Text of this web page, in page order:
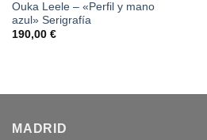
Ouka Leele – «Perfil y mano
azul» Serigrafía
190,00 €
MADRID